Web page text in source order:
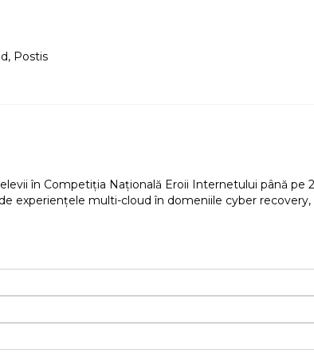
, Postis
în Competiția Națională Eroii Internetului până pe
experiențele multi-cloud în domeniile cyber